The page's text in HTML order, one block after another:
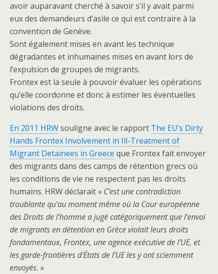
avoir auparavant cherché à savoir s’il y avait parmi
eux des demandeurs d’asile ce qui est contraire à la
convention de Genève.
Sont également mises en avant les technique
dégradantes et inhumaines mises en avant lors de
l’expulsion de groupes de migrants.
Frontex est la seule à pouvoir évaluer les opérations
qu’elle coordonne et donc à estimer les éventuelles
violations des droits.
En 2011 HRWsouligne avec le rapport The EU’s Dirty
Hands Frontex Involvement in Ill-Treatment of
Migrant Detainees in Greece que Frontex fait envoyer
des migrants dans des camps de rétention grecs où
les conditions de vie ne respectent pas les droits
humains. HRW déclarait « C’est une contradiction
troublante qu’au moment même où la Cour européenne
des Droits de l’homme a jugé catégoriquement que l’envoi
de migrants en détention en Grèce violait leurs droits
fondamentaux, Frontex, une agence exécutive de l’UE, et
les garde-frontières d’États de l’UE les y ont sciemment
envoyés. »